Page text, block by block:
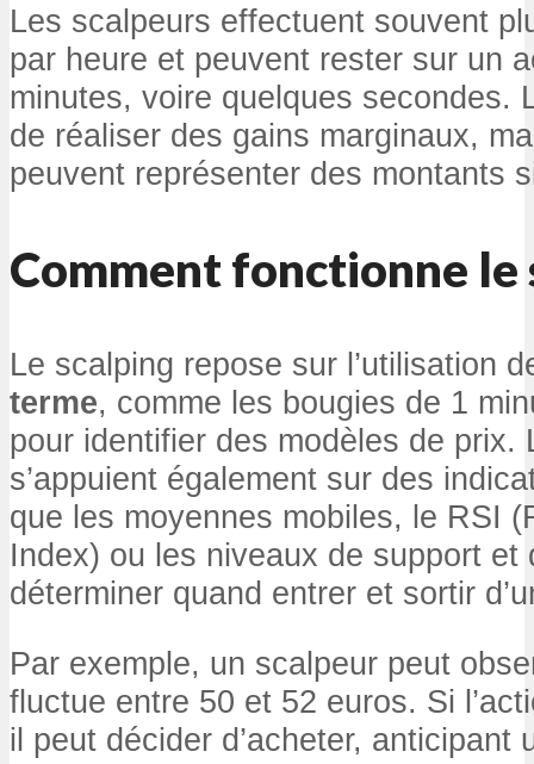
Les scalpeurs effectuent souvent
par heure et peuvent rester sur un
minutes, voire quelques secondes.
de réaliser des gains marginaux,
peuvent représenter des montants
Comment fonctionne le
Le scalping repose sur l’utilisation
terme, comme les bougies de 1
pour identifier des modèles de prix.
s’appuient également sur des
que les moyennes mobiles, le RSI
Index) ou les niveaux de support et
déterminer quand entrer et sortir
Par exemple, un scalpeur peut
fluctue entre 50 et 52 euros. Si
il peut décider d’acheter, anticipant